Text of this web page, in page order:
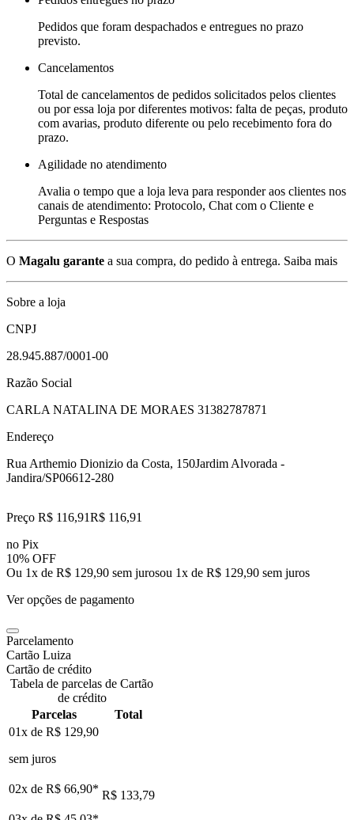
Pedidos que foram despachados e entregues no prazo
previsto.
Cancelamentos
Total de cancelamentos de pedidos solicitados pelos clientes
ou por essa loja por diferentes motivos: falta de peças, produto
com avarias, produto diferente ou pelo recebimento fora do
prazo.
Agilidade no atendimento
Avalia o tempo que a loja leva para responder aos clientes nos
canais de atendimento: Protocolo, Chat com o Cliente e
Perguntas e Respostas
O Magalu garante a sua compra, do pedido à entrega. Saiba mais
Sobre a loja
CNPJ
28.945.887/0001-00
Razão Social
CARLA NATALINA DE MORAES 31382787871
Endereço
Rua Arthemio Dionizio da Costa, 150Jardim Alvorada -
Jandira/SP06612-280
Preço R$ 116,91R$ 116,91
no Pix
10% OFF
Ou 1x de R$ 129,90 sem jurosou 1x de R$ 129,90 sem juros
Ver opções de pagamento
Parcelamento
Cartão Luiza
Cartão de crédito
Tabela de parcelas de Cartão
de crédito
Parcelas
Total
01x de R$ 129,90
sem juros
02x de R$ 66,90* R$ 133,79